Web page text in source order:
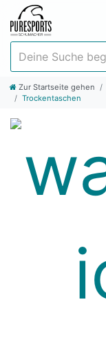
Zur Startseite gehen
Trockentaschen